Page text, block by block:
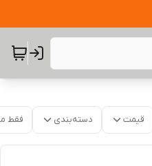
قیمت دسته‌بندی فقط